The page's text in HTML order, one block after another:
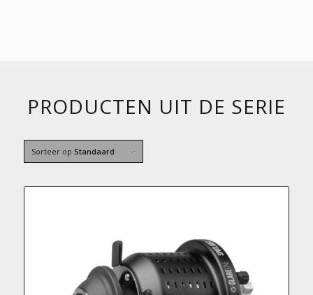
PRODUCTEN UIT DE SERIE
Sorteer op Standaard